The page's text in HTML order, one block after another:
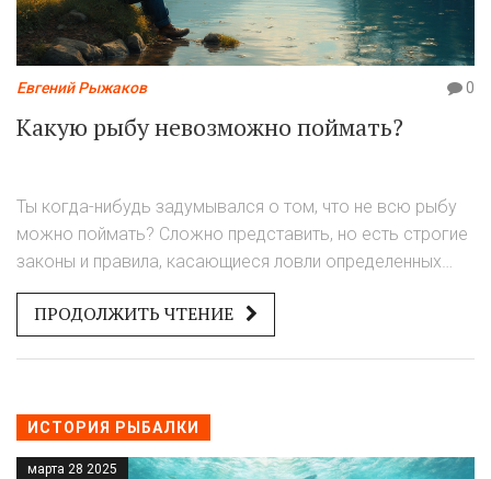
Евгений Рыжаков 0
Какую рыбу невозможно поймать?
Ты когда-нибудь задумывался о том, что не всю рыбу
можно поймать? Сложно представить, но есть строгие
законы и правила, касающиеся ловли определенных
видов рыб. В этой статье мы обсудим, какие рыбы
находятся под охраной, почему их нельзя ловить и что
ПРОДОЛЖИТЬ ЧТЕНИЕ
ИСТОРИЯ РЫБАЛКИ
марта 28 2025